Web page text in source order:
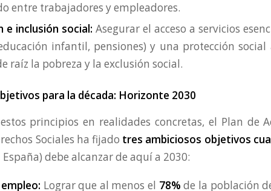
entre trabajadores y empleadores.
e inclusión social: Asegurar el acceso a servicios
infantil, pensiones) y una protección social
raíz la pobreza y la exclusión social.
para la década: Horizonte 2030
principios en realidades concretas, el Plan de
Sociales ha fijado tres ambiciosos objetivos
debe alcanzar de aquí a 2030:
Lograr que al menos el 78% de la población